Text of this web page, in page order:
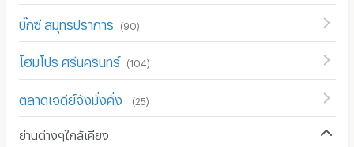
บิ๊กซี สมุทรปราการ (90)
โฮมโปร ศรีนครินทร์ (104 )
ตลาดเจดีย์จังมั่งคั่ง (25)
ย่านต่างๆใกล้เคียง